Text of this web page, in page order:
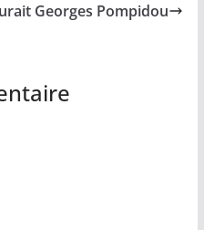
Georges Pompidou